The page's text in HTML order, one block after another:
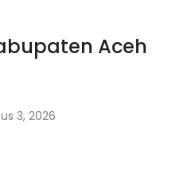
Aceh
3, 2026